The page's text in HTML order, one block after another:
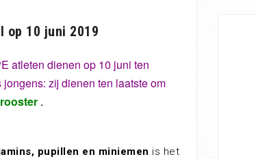
op 10 juni 2019
atleten dienen op 10 juni ten
zij dienen ten laatste om
.
pupillen en miniemen is het